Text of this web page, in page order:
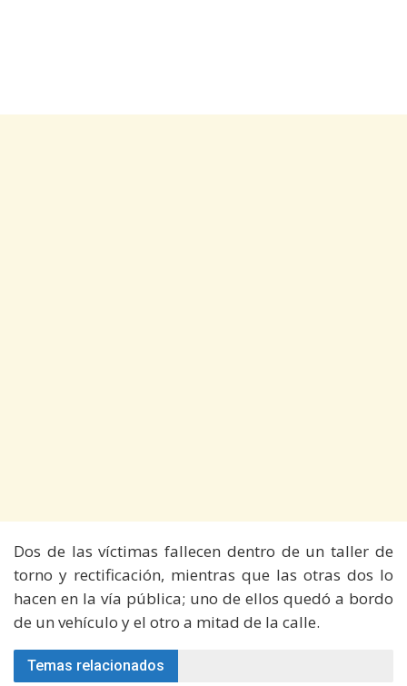
Dos de las víctimas fallecen dentro de un taller de
torno y rectificación, mientras que las otras dos lo
hacen en la vía pública; uno de ellos quedó a bordo
de un vehículo y el otro a mitad de la calle.
Temas relacionados